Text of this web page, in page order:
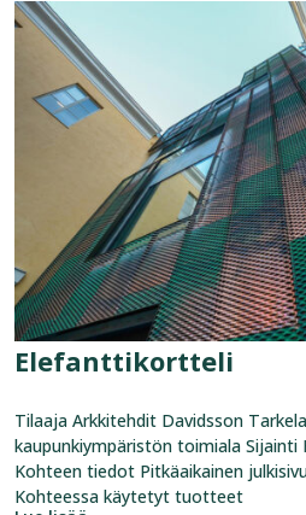
Katso
referenssi:
Elefanttikortteli
Elefanttikortteli
Tilaaja Arkkitehdit Davidsson
kaupunkiympäristön toimiala Sijainti
Kohteen tiedot Pitkäaikainen
Kohteessa käytetyt tuotteet